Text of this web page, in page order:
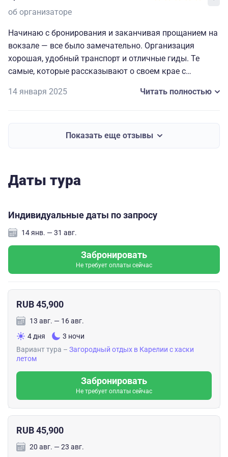
об организаторе
Начинаю с бронирования и заканчивая прощанием на
вокзале — все было замечательно. Организация
хорошая, удобный транспорт и отличные гиды. Те
самые, которые рассказывают о своем крае с
Атмосферная турбаза «Дом Полярника». Персоналу
обстановка при этом очень теплая и домашняя.
14 января 2025 Читать полностью
Показать еще отзывы
Даты тура
Индивидуальные даты по запросу
14 янв. — 31 авг.
Забронировать
Не требует оплаты сейчас
RUB 45,900
13 авг. — 16 авг.
4 дня
3 ночи
Вариант тура – Загородный отдых в Карелии с хаски
летом
Забронировать
Не требует оплаты сейчас
RUB 45,900
20 авг. — 23 авг.